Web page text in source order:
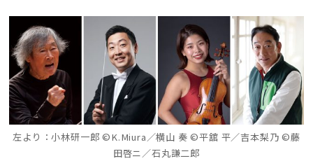
左より：小林研一郎 ©K.Miura／横山 奏 ©平舘 平／吉本梨乃 ©藤
田啓ニ／石丸謙二郎